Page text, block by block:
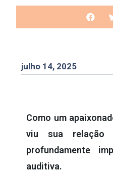
julho 14, 2025
Como um
viu sua
profundamente
auditiva.